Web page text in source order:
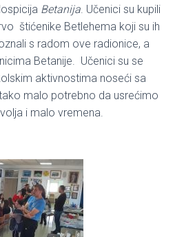
Betanija. Učenici su kupili
štićenike Betlehema koji su ih
s radom ove radionice, a
Betanije. Učenici su se
aktivnostima noseći sa
malo potrebno da usrećimo
i malo vremena.